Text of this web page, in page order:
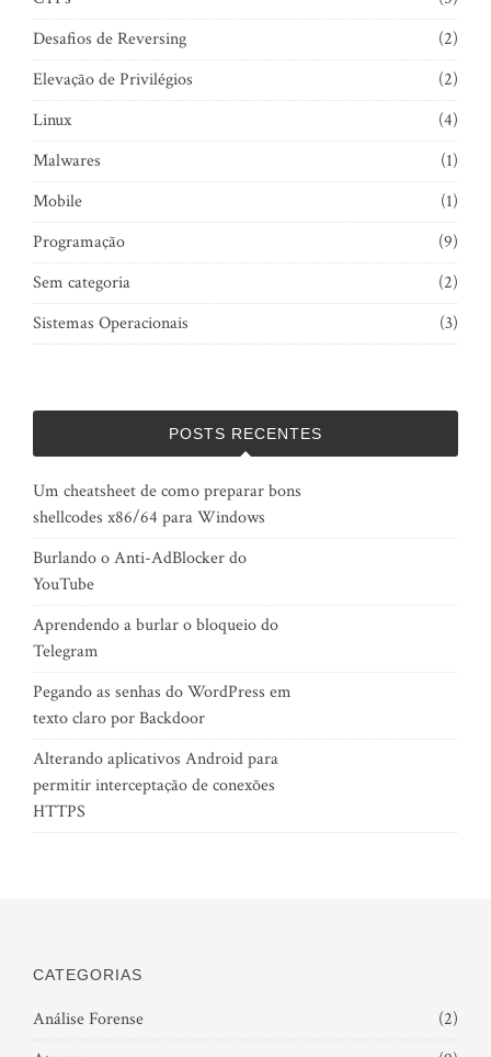
Desafios de Reversing
(2)
Elevação de Privilégios
(2)
Linux
(4)
Malwares
(1)
Mobile
(1)
Programação
(9)
Sem categoria
(2)
Sistemas Operacionais
(3)
POSTS RECENTES
Um cheatsheet de como preparar bons
shellcodes x86/64 para Windows
Burlando o Anti-AdBlocker do
YouTube
Aprendendo a burlar o bloqueio do
Telegram
Pegando as senhas do WordPress em
texto claro por Backdoor
Alterando aplicativos Android para
permitir interceptação de conexões
HTTPS
CATEGORIAS
Análise Forense
(2)